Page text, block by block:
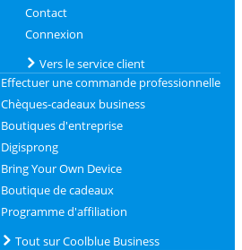
Contact
Connexion
Vers le service client
Effectuer une commande professionnelle
Chèques-cadeaux business
Boutiques d'entreprise
Digisprong
Bring Your Own Device
Boutique de cadeaux
Programme d'affiliation
Tout sur Coolblue Business